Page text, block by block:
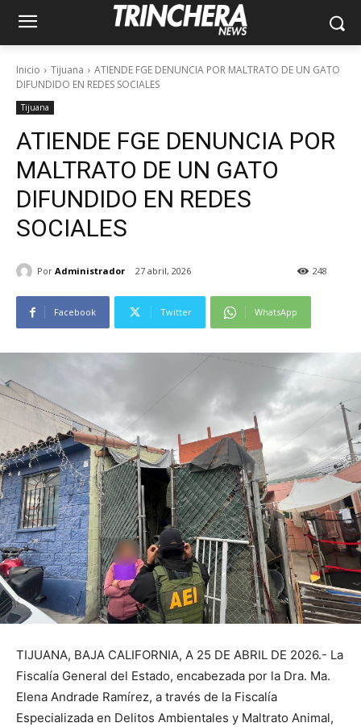
Inicio Tijuana
ATIENDE FGE DENUNCIA POR MALTRATO DE UN GATO
DIFUNDIDO EN REDES SOCIALES
Tijuana
ATIENDE FGE DENUNCIA POR
MALTRATO DE UN GATO
DIFUNDIDO EN REDES
SOCIALES
Por Administrador 27 abril, 2026 248
Facebook Twitter WhatsApp
TIJUANA, BAJA CALIFORNIA, A 25 DE ABRIL DE 2026.- La
Fiscalía General del Estado, encabezada por la Dra. Ma.
Elena Andrade Ramírez, a través de la Fiscalía
Especializada en Delitos Ambientales y Maltrato Animal,